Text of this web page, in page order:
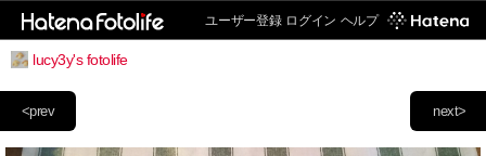
ユーザー登録 ログイン ヘルプ
lucy3y's fotolife
next>
<prev